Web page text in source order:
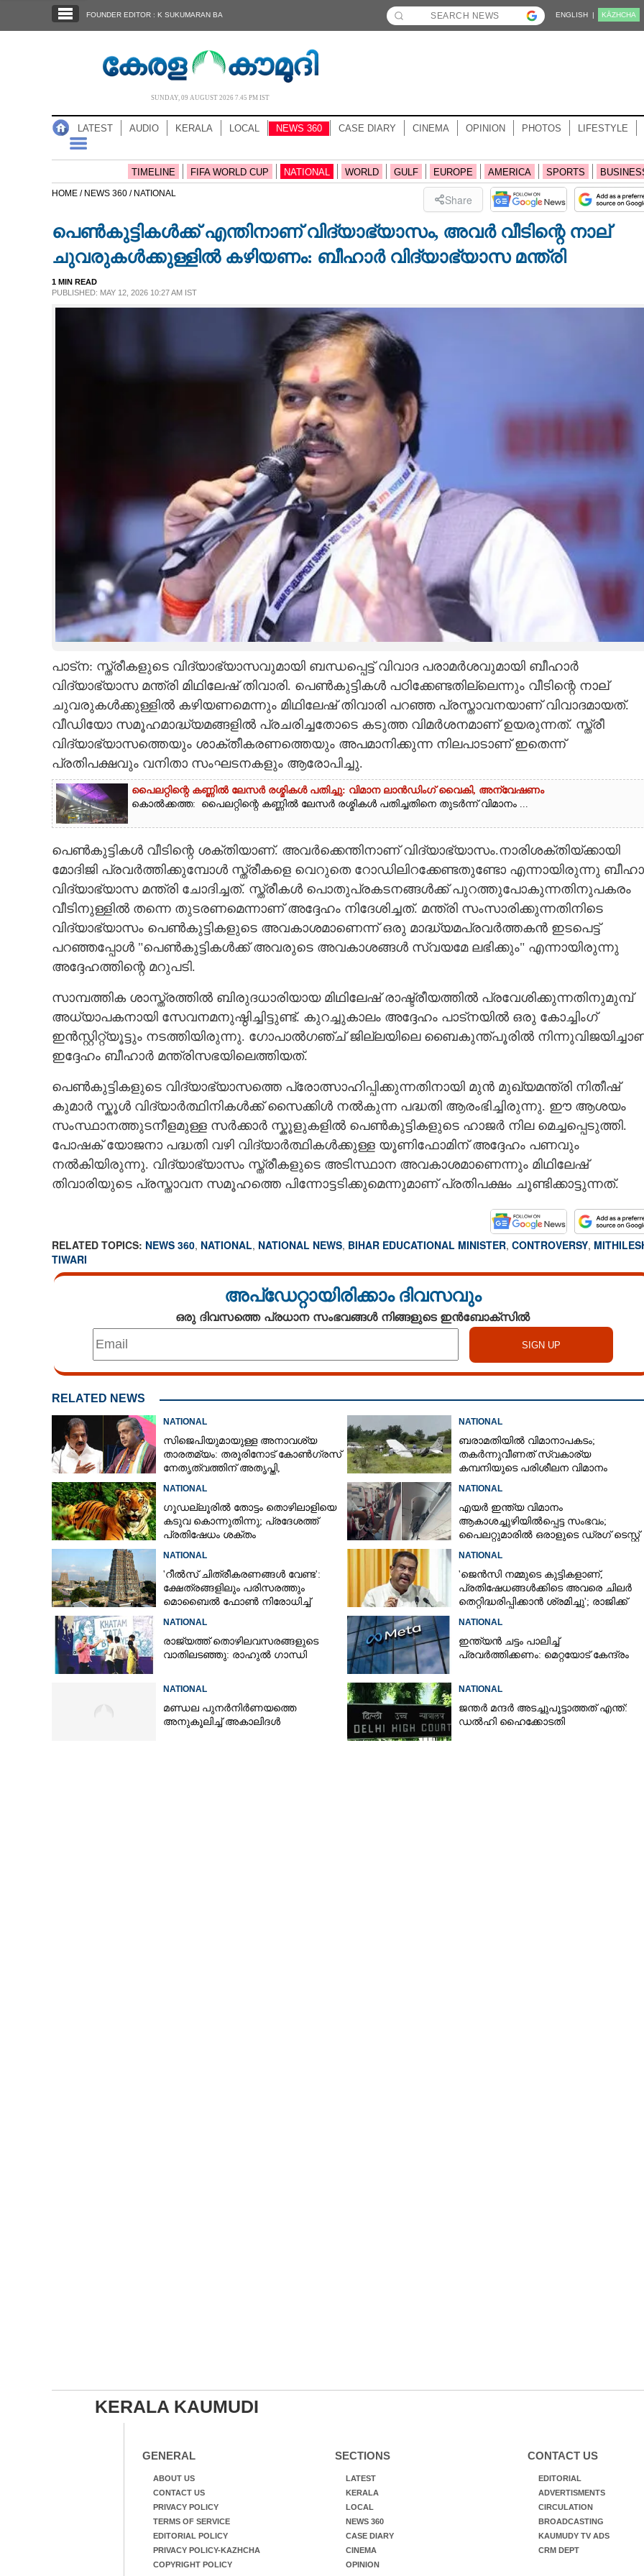
NOTIFIED NEWS
CASE DIARY
CARTOONS
LITERATURE
CONTACT US
FOUNDER EDITOR : K SUKUMARAN BA ENGLISH | KĀZHCHA
SUNDAY, 09 AUGUST 2026 7.45 PM IST
LATEST AUDIO KERALA LOCAL NEWS 360 CASE DIARY CINEMA OPINION PHOTOS LIFESTYLE
TIMELINE FIFA WORLD CUP NATIONAL WORLD GULF EUROPE AMERICA SPORTS
HOME / NEWS 360 / NATIONAL Share
പെൺകുട്ടികൾക്ക് എന്തിനാണ് വിദ്യാഭ്യാസം, അവർ വീടിന്റെ നാല്
ചുവരുകൾക്കുള്ളിൽ കഴിയണം: ബീഹാർ വിദ്യാഭ്യാസ മന്ത്രി
1 MIN READ
PUBLISHED: MAY 12, 2026 10:27 AM IST
പാട്ന: സ്ത്രീകളുടെ വിദ്യാഭ്യാസവുമായി ബന്ധപ്പെട്ട് വിവാദ പരാമർശവുമായി ബീഹാർ
വിദ്യാഭ്യാസ മന്ത്രി മിഥിലേഷ് തിവാരി. പെൺകുട്ടികൾ പഠിക്കേണ്ടതില്ലെന്നും വീടിന്റെ നാല്
ചുവരുകൾക്കുള്ളിൽ കഴിയണമെന്നും മിഥിലേഷ് തിവാരി പറഞ്ഞ പ്രസ്താവനയാണ് വിവാദമായത്.
വീഡിയോ സമൂഹമാദ്ധ്യമങ്ങളിൽ പ്രചരിച്ചതോടെ കടുത്ത വിമർശനമാണ് ഉയരുന്നത്. സ്ത്രീ
വിദ്യാഭ്യാസത്തെയും ശാക്തീകരണത്തെയും അപമാനിക്കുന്ന നിലപാടാണ് ഇതെന്ന്
പ്രതിപക്ഷവും വനിതാ സംഘടനകളും ആരോപിച്ചു.
പൈലറ്റിന്റെ കണ്ണിൽ ലേസർ രശ്മികൾ പതിച്ചു: വിമാന ലാൻഡിംഗ് വൈകി, അന്വേഷണം
കൊൽക്കത്ത: പൈലറ്റിന്റെ കണ്ണിൽ ലേസർ രശ്മികൾ പതിച്ചതിനെ തുടർന്ന് വിമാനം ...
പെൺകുട്ടികൾ വീടിന്റെ ശക്തിയാണ്. അവർക്കെന്തിനാണ് വിദ്യാഭ്യാസം.നാരിശക്തിയ്ക്കായി
മോദിജി പ്രവർത്തിക്കുമ്പോൾ സ്ത്രീകളെ വെറുതെ റോഡിലിറക്കേണ്ടതുണ്ടോ എന്നായിരുന്നു
വിദ്യാഭ്യാസ മന്ത്രി ചോദിച്ചത്. സ്ത്രീകൾ പൊതുപ്രകടനങ്ങൾക്ക് പുറത്തുപോകുന്നതിനുപകരം
വീടിനുള്ളിൽ തന്നെ തുടരണമെന്നാണ് അദ്ദേഹം നി‌ദേശിച്ചത്. മന്ത്രി സംസാരിക്കുന്നതിനിടെ
വിദ്യാഭ്യാസം പെൺകുട്ടികളുടെ അവകാശമാണെന്ന് ഒരു മാദ്ധ്യമപ്രവർത്തകൻ ഇടപെട്ട്
പറഞ്ഞപ്പോൾ "പെൺകുട്ടികൾക്ക് അവരുടെ അവകാശങ്ങൾ സ്വയമേ ലഭിക്കും" എന്നായിരുന്നു
അദ്ദേഹത്തിന്റെ മറുപടി.
സാമ്പത്തിക ശാസ്ത്രത്തിൽ ബിരുദധാരിയായ മിഥിലേഷ് രാഷ്ട്രീയത്തിൽ പ്രവേശിക്കുന്നതിനുമുമ്പ്
അധ്യാപകനായി സേവനമനുഷ്ഠിച്ചിട്ടുണ്ട്. കുറച്ചുകാലം അദ്ദേഹം പാട്‌നയിൽ ഒരു കോച്ചിംഗ്
ഇൻസ്റ്റിറ്റ്യൂട്ടും നടത്തിയിരുന്നു. ഗോപാൽഗഞ്ച് ജില്ലയിലെ ബൈകുന്ത്പൂരിൽ
ഇദ്ദേഹം ബീഹാർ മന്ത്രിസഭയിലെത്തിയത്.
പെൺകുട്ടികളുടെ വിദ്യാഭ്യാസത്തെ പ്രോത്സാഹിപ്പിക്കുന്നതിനായി മുൻ മുഖ്യമന്ത്രി നിതീഷ്
കുമാർ സ്കൂൾ വിദ്യാർത്ഥിനികൾക്ക് സൈക്കിൾ നൽകുന്ന പദ്ധതി ആരംഭിച്ചിരുന്നു. ഈ ആശയം
സംസ്ഥാനത്തുടനീളമുള്ള സർക്കാർ സ്കൂളുകളിൽ പെൺകുട്ടികളുടെ ഹാജർ നില മെച്ചപ്പെടുത്തി.
പോഷക് യോജനാ പദ്ധതി വഴി വിദ്യാർത്ഥികൾക്കുള്ള യൂണിഫോമിന് അദ്ദേഹം പണവും
നൽകിയിരുന്നു. വിദ്യാഭ്യാസം സ്ത്രീകളുടെ അടിസ്ഥാന അവകാശമാണെന്നും മിഥിലേഷ്
തിവാരിയുടെ പ്രസ്താവന സമൂഹത്തെ പിന്നോട്ടടിക്കുമെന്നുമാണ് പ്രതിപക്ഷം ചൂണ്ടിക്കാട്ടുന്നത്.
RELATED TOPICS: NEWS 360, NATIONAL, NATIONAL NEWS, BIHAR EDUCATIONAL MINISTER, CONTROVERSY,
TIWARI
അപ്ഡേറ്റായിരിക്കാം ദിവസവും
ഒരു ദിവസത്തെ പ്രധാന സംഭവങ്ങൾ നിങ്ങളുടെ ഇൻബോക്സിൽ
RELATED NEWS
NATIONAL
സിജെപിയുമായുള്ള അനാവശ്യ
താരതമ്യം: തരൂരിനോട് കോൺഗ്രസ്
നേതൃത്വത്തിന് അതൃപ്തി,
NATIONAL
ബരാമതിയിൽ വിമാനാപകടം;
തകർന്നുവീണത് സ്വകാര്യ
കമ്പനിയുടെ പരിശീലന വിമാനം
NATIONAL
ഗൂഡല്ലൂരിൽ തോട്ടം തൊഴിലാളിയെ
കടുവ കൊന്നുതിന്നു; പ്രദേശത്ത്
പ്രതിഷേധം ശക്തം
NATIONAL
എയർ ഇന്ത്യ വിമാനം
ആകാശച്ചുഴിയിൽപ്പെട്ട സംഭവം;
പൈലറ്റുമാരിൽ ഒരാളുടെ ഡ്രഗ് ടെസ്റ്റ്
NATIONAL
'റീൽസ് ചിത്രീകരണങ്ങൾ വേണ്ട':
ക്ഷേത്രങ്ങളിലും പരിസരത്തും
മൊബൈൽ ഫോൺ നിരോധിച്ച്
NATIONAL
'ജെൻസി നമ്മുടെ കുട്ടികളാണ്,
പ്രതിഷേധങ്ങൾക്കിടെ അവരെ ചിലർ
തെറ്റിദ്ധരിപ്പിക്കാൻ ശ്രമിച്ചു'; രാജിക്ക്
NATIONAL
രാജ്യത്ത് തൊഴിലവസരങ്ങളുടെ
വാതിലടഞ്ഞു: രാഹുൽ ഗാന്ധി
NATIONAL
ഇന്ത്യൻ ചട്ടം പാലിച്ച്
പ്രവർത്തിക്കണം: മെറ്റയോട് കേന്ദ്രം
NATIONAL
മണ്ഡല പുനർനിർണയത്തെ
അനുകൂലിച്ച് അകാലിദൾ
NATIONAL
ജന്ത‌‌ർ മന്ദർ അടച്ചുപൂട്ടാത്തത് എന്ത്:
ഡൽഹി ഹൈക്കോടതി
KERALA KAUMUDI
GENERAL
ABOUT US
CONTACT US
PRIVACY POLICY
TERMS OF SERVICE
EDITORIAL POLICY
PRIVACY POLICY-KAZHCHA
COPYRIGHT POLICY
SECTIONS
LATEST
KERALA
LOCAL
NEWS 360
CASE DIARY
CINEMA
OPINION
CONTACT US
EDITORIAL
ADVERTISMENTS
CIRCULATION
BROADCASTING
KAUMUDY TV ADS
CRM DEPT
പെൺകുട്ടികൾക്ക് എന്തിനാണ്
വിദ്യാഭ്യാസം, അവർ വീടിന്റെ നാല്
ചുവരുകൾക്കുള്ളിൽ കഴിയണം: ബീഹാർ
വിദ്യാഭ്യാസ മന്ത്രി
Copy Link